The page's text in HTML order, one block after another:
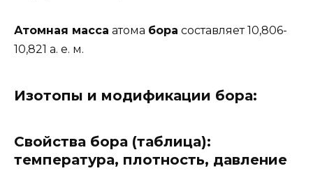
Атомная масса атома бора составляет 10,806-
10,821 а. е. м.
Изотопы и модификации бора:
Свойства бора (таблица):
температура, плотность, давление